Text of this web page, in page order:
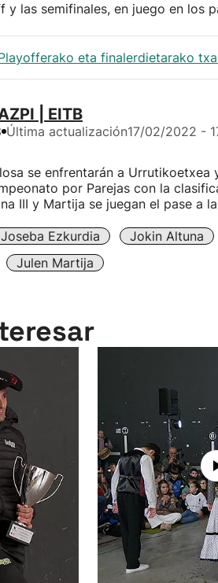
las semifinales, en juego en los
eta finalerdietarako
| EITB
Última actualización17/02/2022 -
se enfrentarán a Urrutikoetxea
por Parejas con la
III y Martija se juegan el pase a
Joseba Ezkurdia Jokin Altuna
Julen Martija